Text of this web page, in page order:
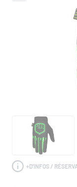
+D'INFOS /